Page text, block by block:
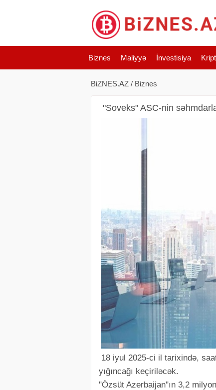
Biznes Maliyyə İnvestisiya
BiZNES.AZ / Biznes
"Soveks" ASC-nin
18 iyul 2025-ci il tarixində,
yığıncağı keçiriləcək.
"Özsüt Azerbaijan"ın 3,2